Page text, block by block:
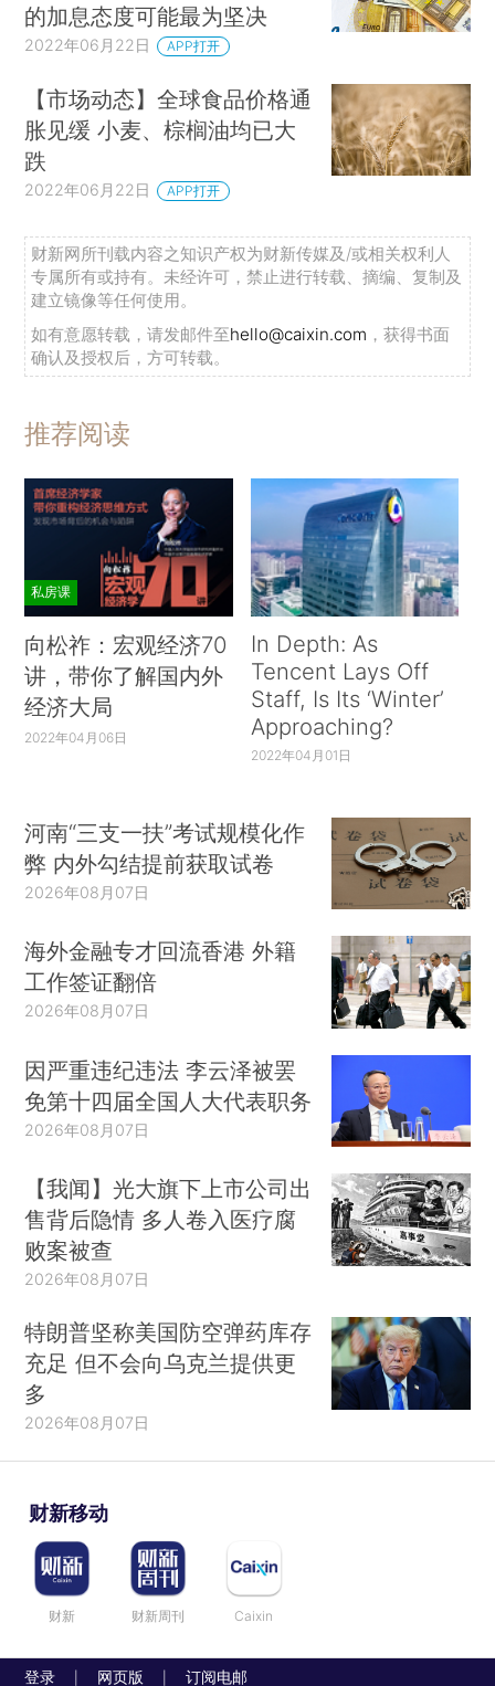
的加息态度可能最为坚决
2022年06月22日 APP打开
【市场动态】全球食品价格通
胀见缓 小麦、棕榈油均已大
跌
2022年06月22日 APP打开
财新网所刊载内容之知识产权为财新传媒及/或相关权利人
专属所有或持有。未经许可，禁止进行转载、摘编、复制及
建立镜像等任何使用。
如有意愿转载，请发邮件至hello@caixin.com ，获得书面
确认及授权后，方可转载。
推荐阅读
私房课
向松祚：宏观经济70
讲，带你了解国内外
经济大局
2022年04月06日
In Depth: As
Tencent Lays Off
Staff, Is Its ‘Winter’
Approaching?
2022年04月01日
河南“三支一扶”考试规模化作
弊 内外勾结提前获取试卷
2026年08月07日
海外金融专才回流香港 外籍
工作签证翻倍
2026年08月07日
因严重违纪违法 李云泽被罢
免第十四届全国人大代表职务
2026年08月07日
【我闻】光大旗下上市公司出
售背后隐情 多人卷入医疗腐
败案被查
2026年08月07日
特朗普坚称美国防空弹药库存
充足 但不会向乌克兰提供更
多
2026年08月07日
财新移动
财新 财新周刊 Caixin
登录 网页版 订阅电邮